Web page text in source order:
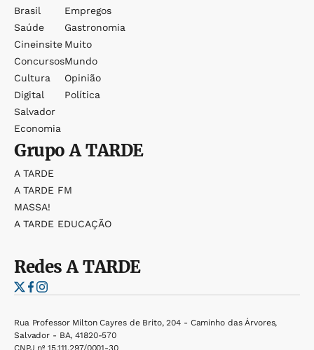
Brasil
Saúde
Cineinsite
Concursos
Cultura
Digital
Salvador
Economia
Empregos
Gastronomia
Muito
Mundo
Opinião
Política
GrupoA TARDE
A TARDE
A TARDE FM
MASSA!
A TARDE EDUCAÇÃO
RedesA TARDE
Rua Professor Milton Cayres de Brito, 204 - Caminho das Árvores,
Salvador - BA, 41820-570
CNPJ nº 15.111.297/0001-30